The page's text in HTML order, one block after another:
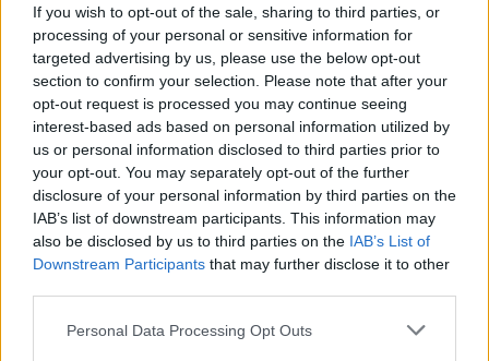
If you wish to opt-out of the sale, sharing to third parties, or
processing of your personal or sensitive information for
targeted advertising by us, please use the below opt-out
section to confirm your selection. Please note that after your
opt-out request is processed you may continue seeing
interest-based ads based on personal information utilized by
us or personal information disclosed to third parties prior to
your opt-out. You may separately opt-out of the further
disclosure of your personal information by third parties on the
IAB’s list of downstream participants. This information may
also be disclosed by us to third parties on the IAB’s List of
Downstream Participants that may further disclose it to other
Personal Data Processing Opt Outs